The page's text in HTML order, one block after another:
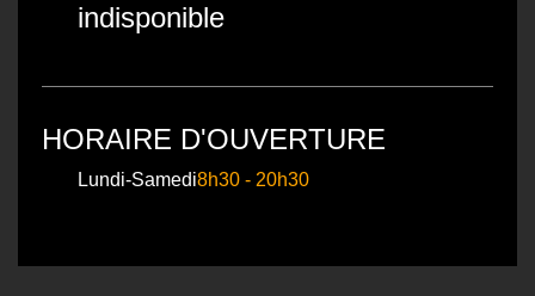
indisponible
HORAIRE D'OUVERTURE
Lundi-Samedi8h30 - 20h30